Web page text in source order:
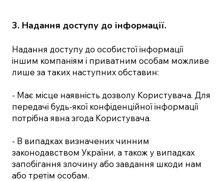
3. Надання доступу до інформації.
Надання доступу до особистої інформації
іншим компаніям і приватним особам можливе
лише за таких наступних обставин:
- Має місце наявність дозволу Користувача. Для
передачі будь-якої конфіденційної інформації
потрібна явна згода Користувача.
- В випадках визначених чинним
законодавством України, а також у випадках
запобігання злочину або завдання шкоди нам
або третім особам.